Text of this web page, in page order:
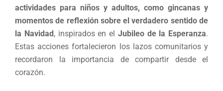
actividades para niños y adultos, como gincanas y
momentos de reflexión sobre el verdadero sentido de
la Navidad, inspirados en el Jubileo de la Esperanza.
Estas acciones fortalecieron los lazos comunitarios y
recordaron la importancia de compartir desde el
corazón.